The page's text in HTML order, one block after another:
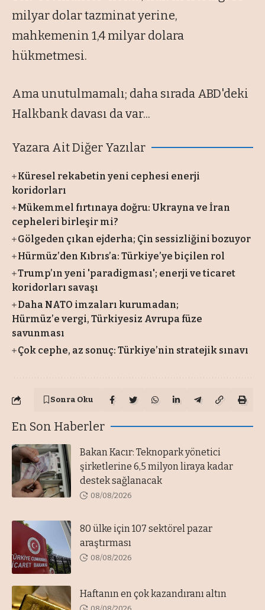
milyar dolar tazminat yerine,
mahkemenin 1,4 milyar dolara
hükmetmesi.
Ama unutulmamalı; daha sırada ABD'deki
Halkbank davası da var...
Yazara Ait Diğer Yazılar
Küresel rekabetin yeni cephesi enerji
koridorları
Mükemmel fırtınaya doğru: Ukrayna ve İran
cepheleri birleşir mi?
Gölgeden çıkan ejderha; Çin sessizliğini bozuyor
Hürmüz’den Kıbrıs’a: Türkiye’ye biçilen rol
Trump’ın yeni 'paradigması'; enerji ve ticaret
koridorları savaşı
Daha NATO imzaları kurumadan;
Hürmüz’e vergi, Türkiyesiz Avrupa füze
savunması
Çok cephe, az sonuç: Türkiye’nin stratejik sınavı
Sonra Oku
En Son Haberler
Bakan Kacır: Teknopark yönetici
şirketlerine 6,5 milyon liraya kadar
destek sağlanacak
08/08/2026
80 ülke için 107 sektörel pazar
araştırması
08/08/2026
Haftanın en çok kazandıranı altın